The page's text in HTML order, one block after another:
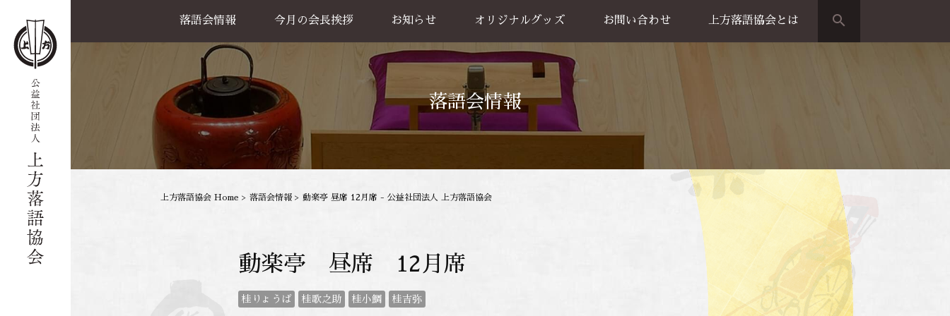
落語会情報
公演一覧
天満天神繁昌亭
喜楽館
島之内寄席
協力事業
今月の会長挨拶 お知らせ オリジナルグッズ
グッズ販売
お買い物方法
お問い合わせ 上方落語協会とは search
落語会情報
上方落語協会 Home > 落語会情報 > 動楽亭 昼席 12月席 - 公益社団法人 上方落語協会
動楽亭 昼席 12月席
桂りょうば 桂歌之助 桂小鯛 桂吉弥